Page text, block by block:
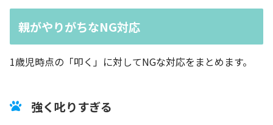
親がやりがちなNG対応
1歳児時点の「叩く」に対してNGな対応をまとめます。
強く叱りすぎる